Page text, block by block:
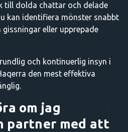
till dolda chattar och delade
kan identifiera mönster snabbt
eller upprepade
och kontinuerlig insyn i
den mest effektiva
om jag
partner med att